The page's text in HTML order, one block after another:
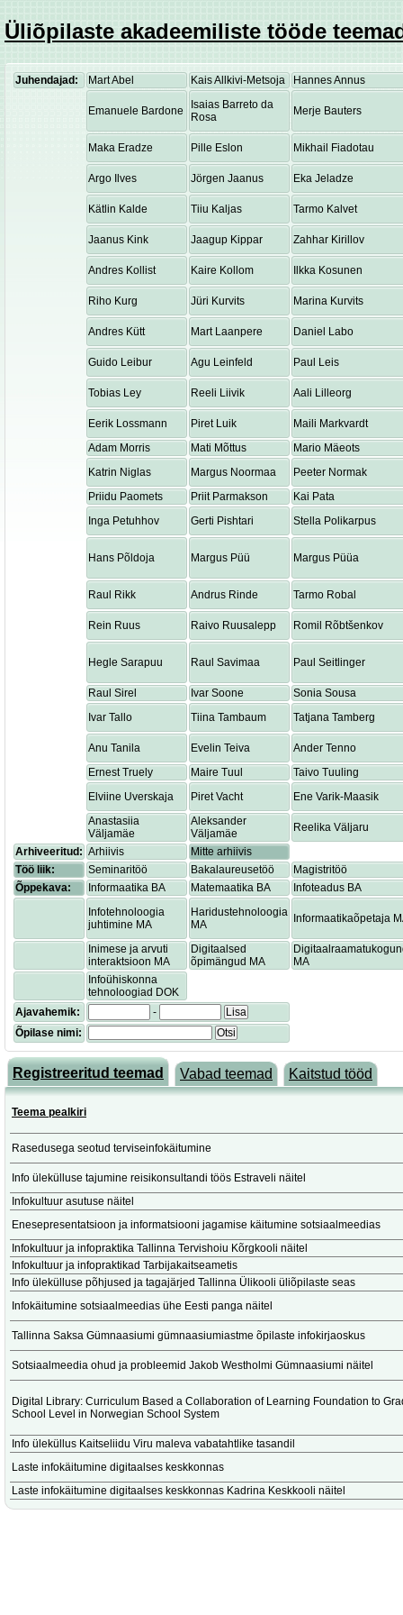
Üliõpilaste akadeemiliste tööde
Juhendajad: Mart Abel Kais Allkivi-Metsoja Hannes Annus
Emanuele Bardone
Isaias Barreto da
Rosa
Merje Bauters
Maka Eradze Pille Eslon Mikhail Fiadotau
Argo Ilves Jörgen Jaanus Eka Jeladze
Kätlin Kalde Tiiu Kaljas Tarmo Kalvet
Jaanus Kink Jaagup Kippar Zahhar Kirillov
Andres Kollist Kaire Kollom Ilkka Kosunen
Riho Kurg Jüri Kurvits Marina Kurvits
Andres Kütt Mart Laanpere Daniel Labo
Guido Leibur Agu Leinfeld Paul Leis
Tobias Ley Reeli Liivik Aali Lilleorg
Eerik Lossmann Piret Luik
Maili Markvardt
Adam Morris
Mati Mõttus
Mario Mäeots
Katrin Niglas
Margus Noormaa
Peeter Normak
Priidu Paomets
Priit Parmakson
Kai Pata
Inga Petuhhov
Gerti Pishtari Stella Polikarpus
Hans Põldoja Margus Püü Margus Püüa
Raul Rikk Andrus Rinde Tarmo Robal
Rein Ruus Raivo Ruusalepp Romil Rõbtšenkov
Hegle Sarapuu Raul Savimaa Paul Seitlinger
Raul Sirel Ivar Soone
Sonia Sousa
Ivar Tallo
Tiina Tambaum Tatjana Tamberg
Anu Tanila Evelin Teiva
Ander Tenno
Ernest Truely
Maire Tuul
Taivo Tuuling
Elviine Uverskaja
Piret Vacht
Ene Varik-Maasik
Anastasiia
Väljamäe
Aleksander
Väljamäe
Reelika Väljaru
Arhiveeritud: Arhiivis
Mitte arhiivis
Töö liik:
Seminaritöö Bakalaureusetöö
Magistritöö
Õppekava:
Informaatika BA Matemaatika BA
Infoteadus BA
Infotehnoloogia
juhtimine MA
Haridustehnoloogia
MA
Informaatikaõpetaja
Inimese ja arvuti
interaktsioon MA
Digitaalsed
õpimängud MA
MA
Infoühiskonna
tehnoloogiad DOK
Ajavahemik:
-
Lisa
Õpilase nimi:
Otsi
Registreeritud teemad Vabad teemad Kaitstud tööd
Teema pealkiri
Rasedusega seotud terviseinfokäitumine
Info ülekülluse tajumine reisikonsultandi töös Estraveli näitel
Infokultuur asutuse näitel
Enesepresentatsioon ja informatsiooni jagamise käitumine sotsiaalmeedias
Infokultuur ja infopraktika Tallinna Tervishoiu Kõrgkooli näitel
Infokultuur ja infopraktikad Tarbijakaitseametis
Info ülekülluse põhjused ja tagajärjed Tallinna Ülikooli üliõpilaste seas
Infokäitumine sotsiaalmeedias ühe Eesti panga näitel
Tallinna Saksa Gümnaasiumi gümnaasiumiastme õpilaste infokirjaoskus
Sotsiaalmeedia ohud ja probleemid Jakob Westholmi Gümnaasiumi näitel
Digital Library: Curriculum Based a Collaboration of Learning Foundation to
School Level in Norwegian School System
Info üleküllus Kaitseliidu Viru maleva vabatahtlike tasandil
Laste infokäitumine digitaalses keskkonnas
Laste infokäitumine digitaalses keskkonnas Kadrina Keskkooli näitel